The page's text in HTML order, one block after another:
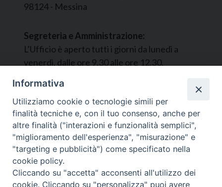
98124 - Messina
Segreteria e Amministrazione:
L’Ufficio è aperto tutti i giorni da lunedì a
venerdì, dalle ore 9.30 alle ore 12.30.
mail:ufficiocaritas@diocesimessina.it
Seguici su
Informativa
Utilizziamo cookie o tecnologie simili per
finalità tecniche e, con il tuo consenso, anche per
altre finalità ("interazioni e funzionalità semplici",
"miglioramento dell'esperienza", "misurazione" e
"targeting e pubblicità") come specificato nella
cookie policy.
Cliccando su "accetta" acconsenti all'utilizzo dei
cookie. Cliccando su "personalizza" puoi avere